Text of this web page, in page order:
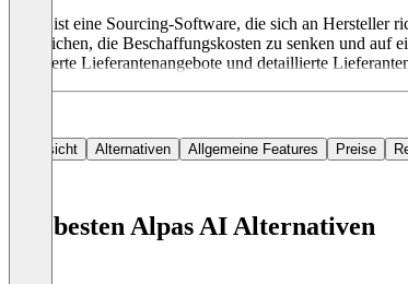
Alpas ist eine Sourcing-Software, die sich an
vergleichen, die Beschaffungskosten zu senken und
generierte Lieferantenangebote und detaillierte
Übersicht Alternativen Allgemeine Features Preise
Die besten Alpas AI Alternativen